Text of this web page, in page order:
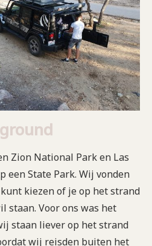
Zion National Park en Las
een State Park. Wij vonden
kiezen of je op het strand
staan. Voor ons was het
staan liever op het strand
wij reisden buiten het